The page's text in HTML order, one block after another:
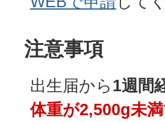
注意事項
出生届から1週間
体重が2,500g未